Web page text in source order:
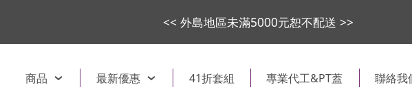
<< 外島地區未滿5000元恕不配送 >>
商品 最新優惠 41折套組 專業代工&PT蓋 聯絡我